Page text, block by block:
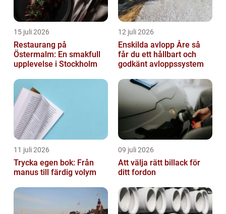
15 juli 2026
Restaurang på
Östermalm: En smakfull
upplevelse i Stockholm
12 juli 2026
Enskilda avlopp Åre så
får du ett hållbart och
godkänt avloppssystem
11 juli 2026
Trycka egen bok: Från
manus till färdig volym
09 juli 2026
Att välja rätt billack för
ditt fordon